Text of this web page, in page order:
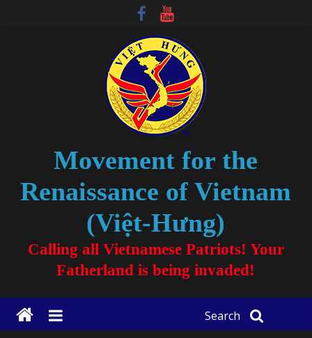
Movement for the
Renaissance of Vietnam
(Việt-Hưng)
Calling all Vietnamese Patriots! Your
Fatherland is being invaded!
Search